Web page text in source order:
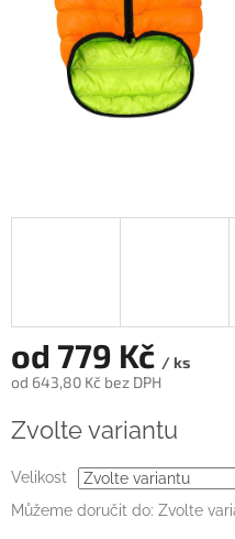
od 779 Kč / ks
od 643,80 Kč bez DPH
cena:
Zvolte variantu
Velikost
Můžeme doručit do: Zvolte